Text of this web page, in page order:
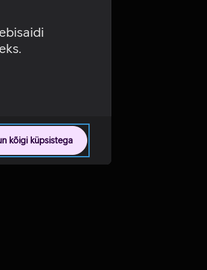
kõigi küpsistega